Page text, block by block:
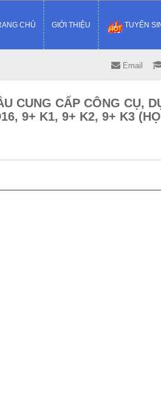
CHỦ GIỚI THIỆU TUYỂN
Email
CUNG CẤP CÔNG CỤ,
9+ K1, 9+ K2, 9+ K3